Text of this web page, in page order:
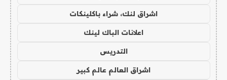
اشراق لنك، شراء باكلينكات
اعلانات الباك لينك
التدريس
اشراق العالم عالم كبير